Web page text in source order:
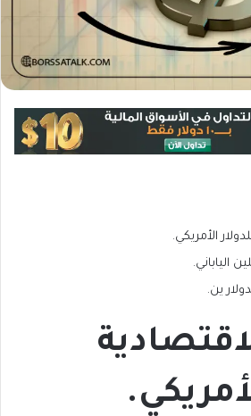
الأمريكي.
الياباني.
ين.